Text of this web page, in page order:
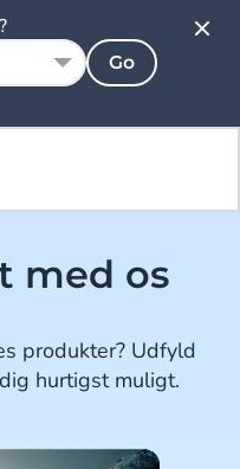
med os
produkter? Udfyld
hurtigst muligt.
Go